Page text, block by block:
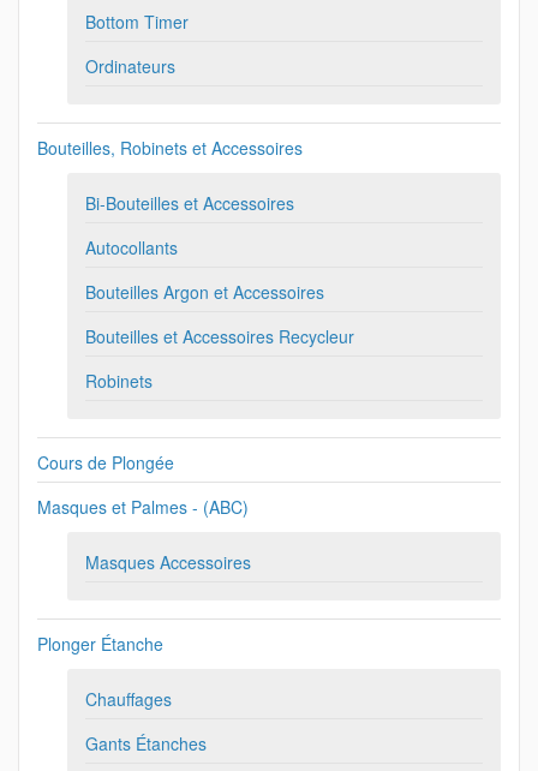
Bottom Timer
Ordinateurs
Bouteilles, Robinets et Accessoires
Bi-Bouteilles et Accessoires
Autocollants
Bouteilles Argon et Accessoires
Bouteilles et Accessoires Recycleur
Robinets
Cours de Plongée
Masques et Palmes - (ABC)
Masques Accessoires
Plonger Étanche
Chauffages
Gants Étanches